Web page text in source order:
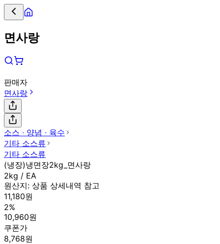
면사랑
판매자
면사랑
소스 ∙ 양념 ∙ 육수
기타 소스류
기타 소스류
(냉장)냉면장2kg_면사랑
2kg / EA
원산지: 상품 상세내역 참고
11,180원
2%
10,960원
쿠폰가
8,768원